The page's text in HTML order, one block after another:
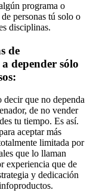
programa o
personas tú solo o
disciplinas.
de
depender sólo
decir que no dependa
de no vender
tu tiempo. Es así.
aceptar más
limitada por
que lo llaman
experiencia que de
y dedicación